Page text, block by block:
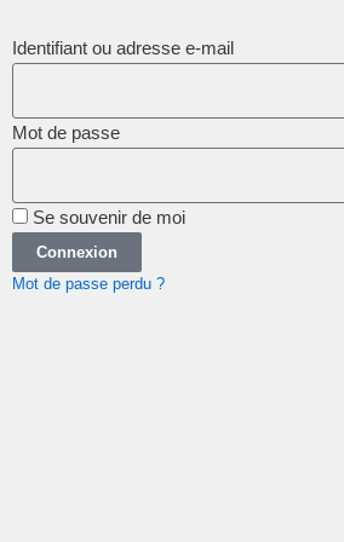
Identifiant ou adresse e-mail
Mot de passe
Se souvenir de moi
Connexion
Mot de passe perdu ?